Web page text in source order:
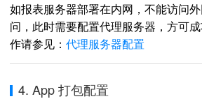
如报表服务器部署在内网，不能访问
问，此时需要配置代理服务器，方可
作请参见： 代理服务器配置
4. App 打包配置